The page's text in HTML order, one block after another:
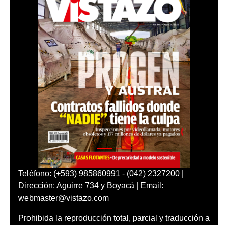
Teléfono: (+593) 985860991 - (042) 2327200 |
Dirección: Aguirre 734 y Boyacá | Email:
webmaster@vistazo.com
Prohibida la reproducción total, parcial y traducción a